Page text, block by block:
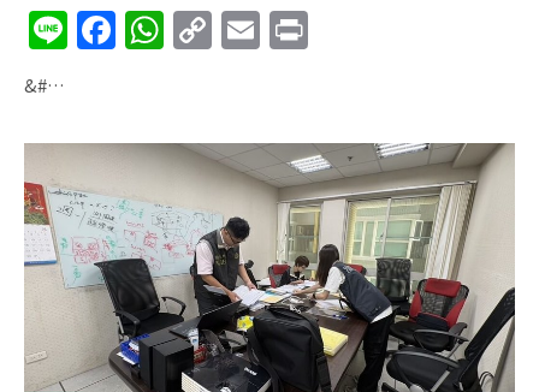
Li
n
F
a
e
b
o
o
k
W
h
s
A
p
p
C
o
y
Li
n
k
E
m
l
&#…